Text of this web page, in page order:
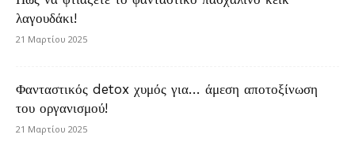
λαγουδάκι!
21 Μαρτίου 2025
Φανταστικός detox χυμός για… άμεση αποτοξίνωση
του οργανισμού!
21 Μαρτίου 2025